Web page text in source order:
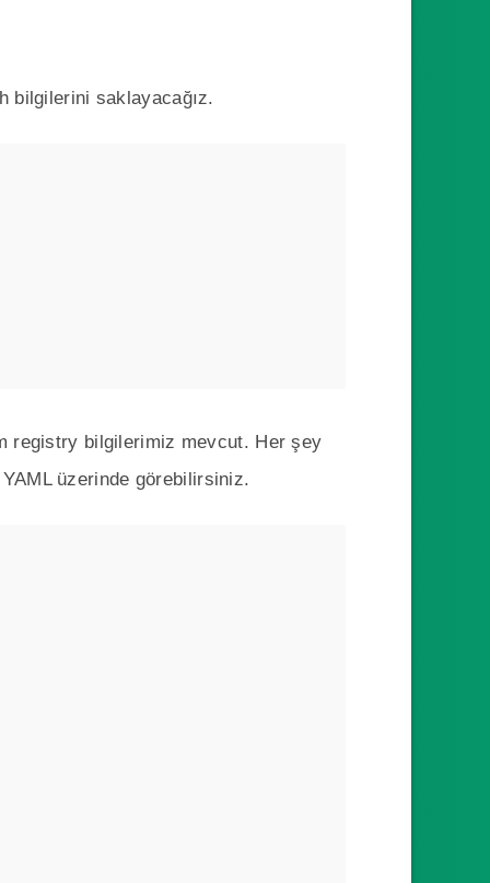
bilgilerini saklayacağız.
registry bilgilerimiz mevcut. Her şey
üzerinde görebilirsiniz.